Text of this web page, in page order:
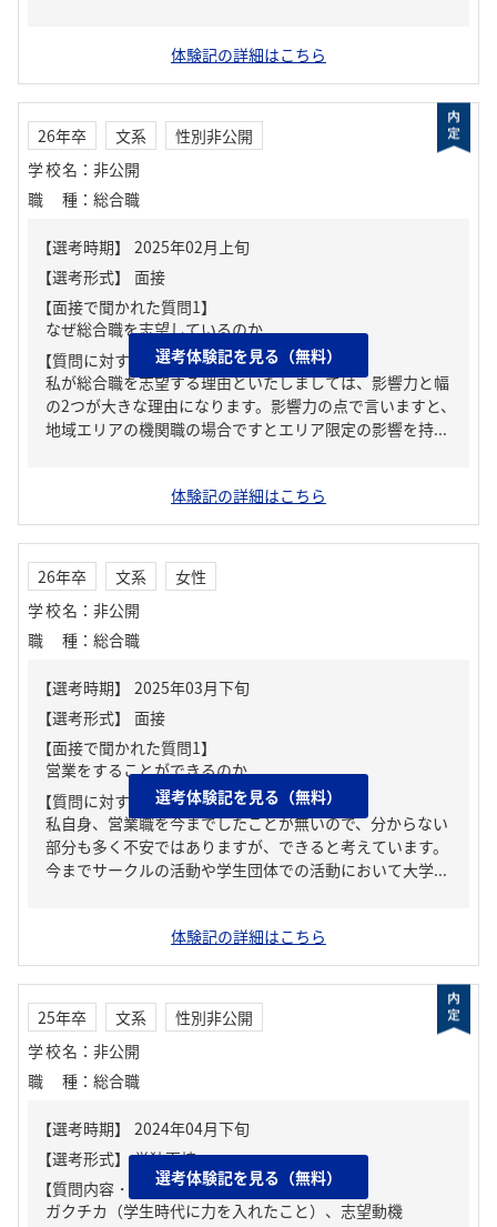
体験記の詳細はこちら
26年卒 文系
性別非公開
学校名 ： 非公開
職種 ： 総合職
【面接で聞かれた質問1】
なぜ総合職を志望しているのか
【質問に対する回答1】
私が総合職を志望する理由といたしましては、影響力と幅
の2つが大きな理由になります。影響力の点で言いますと、
地域エリアの機関職の場合ですとエリア限定の影響を持...
選考体験記を見る（無料）
体験記の詳細はこちら
26年卒 文系
女性
学校名 ： 非公開
職種 ： 総合職
【面接で聞かれた質問1】
営業をすることができるのか
【質問に対する回答1】
私自身、営業職を今までしたことが無いので、分からない
部分も多く不安ではありますが、できると考えています。
今までサークルの活動や学生団体での活動において大学...
選考体験記を見る（無料）
体験記の詳細はこちら
25年卒 文系
性別非公開
学校名 ： 非公開
職種 ： 総合職
【質問内容・課題】
ガクチカ（学生時代に力を入れたこと）、志望動機
選考体験記を見る（無料）